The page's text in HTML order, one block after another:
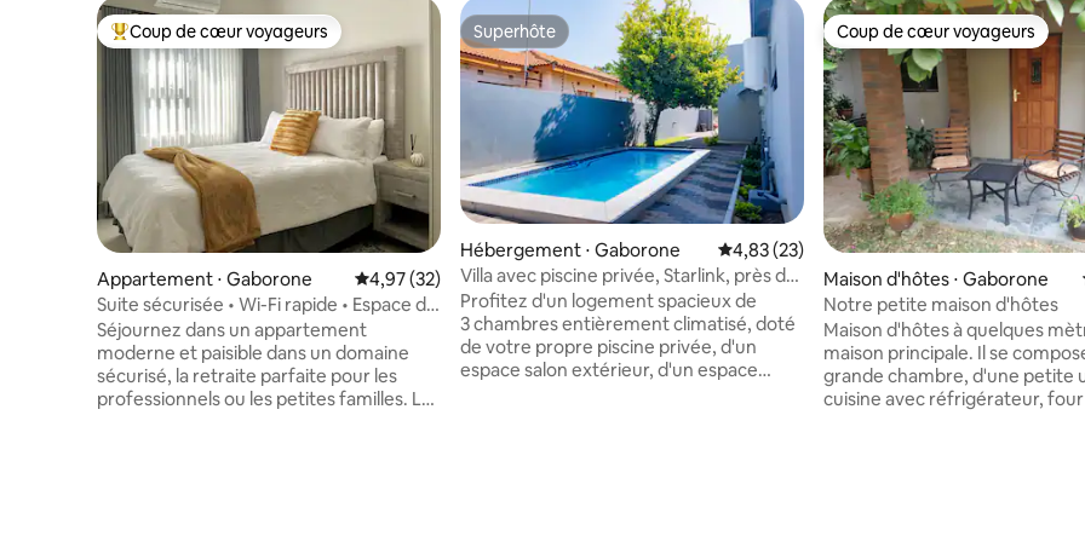
Coups de cœur voyageurs les plus appréciés
Coup de cœur voyageurs
Appartement ⋅ Gaborone Évaluation moyenne sur la base de 32 commentaires : 4,97 sur 5
4,97 (32)
Suite sécurisée • Wi-Fi rapide • Espace de
travail • Centre commercial à 2 min
Séjournez dans un appartement
moderne et paisible dans un domaine
sécurisé, la retraite parfaite pour les
professionnels ou les petites familles. Les
Superhôte
Superhôte
Hébergement ⋅ Gaborone Évaluation moyenne sur la base de 23
4,83 (23)
Villa avec piscine privée, Starlink, près du
centre d'affaires et de l'aéroport
Profitez d'un logement spacieux de
3 chambres entièrement climatisé, doté
de votre propre piscine privée, d'un
espace salon extérieur, d'un espace
Coup de cœur voyageurs
Coup de cœur voyageurs
Maison d'hôtes ⋅ Gaborone
Notre petite maison d'hôtes
Maison d'hôtes à quelques
maison principale. Il se
grande chambre, d'une petite
cuisine avec réfrigérateur,